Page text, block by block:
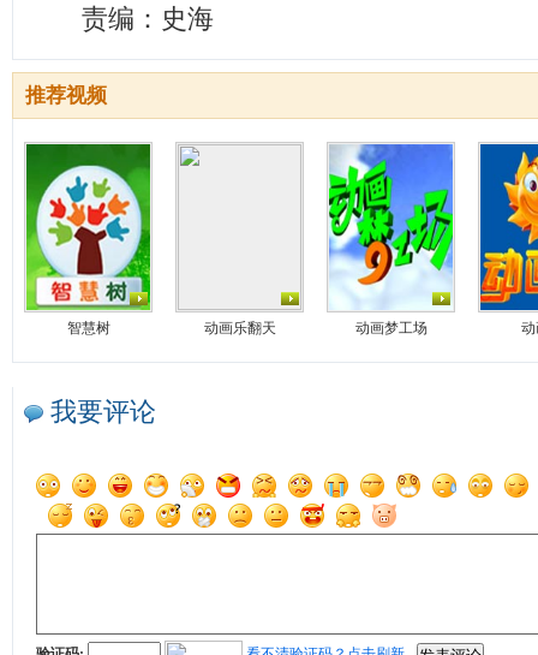
责编：史海
推荐视频
智慧树 动画乐翻天 动画梦工场 动
我要评论